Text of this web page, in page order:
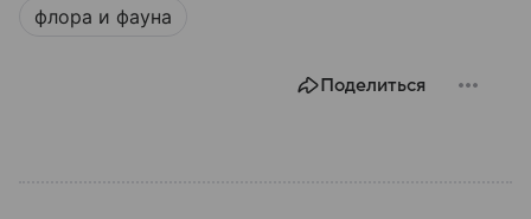
флора и фауна
Поделиться